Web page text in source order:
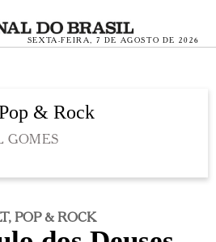
SEXTA-FEIRA, 7 DE AGOSTO DE 2026
& Rock
GOMES
POP & ROCK